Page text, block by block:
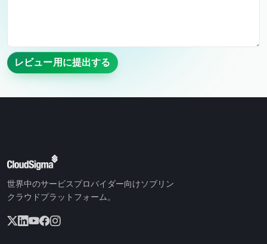
レビュー用に提出する
世界中のサービスプロバイダー向けソブリン
クラウドプラットフォーム。